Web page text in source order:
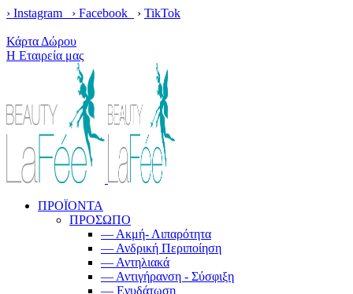
› Instagram › Facebook › TikTok
Κάρτα Δώρου
Η Εταιρεία μας
ΠΡΟΪΟΝΤΑ
ΠΡΟΣΩΠΟ
— Ακμή- Λιπαρότητα
— Ανδρική Περιποίηση
— Αντηλιακά
— Αντιγήρανση - Σύσφιξη
— Ενυδάτωση